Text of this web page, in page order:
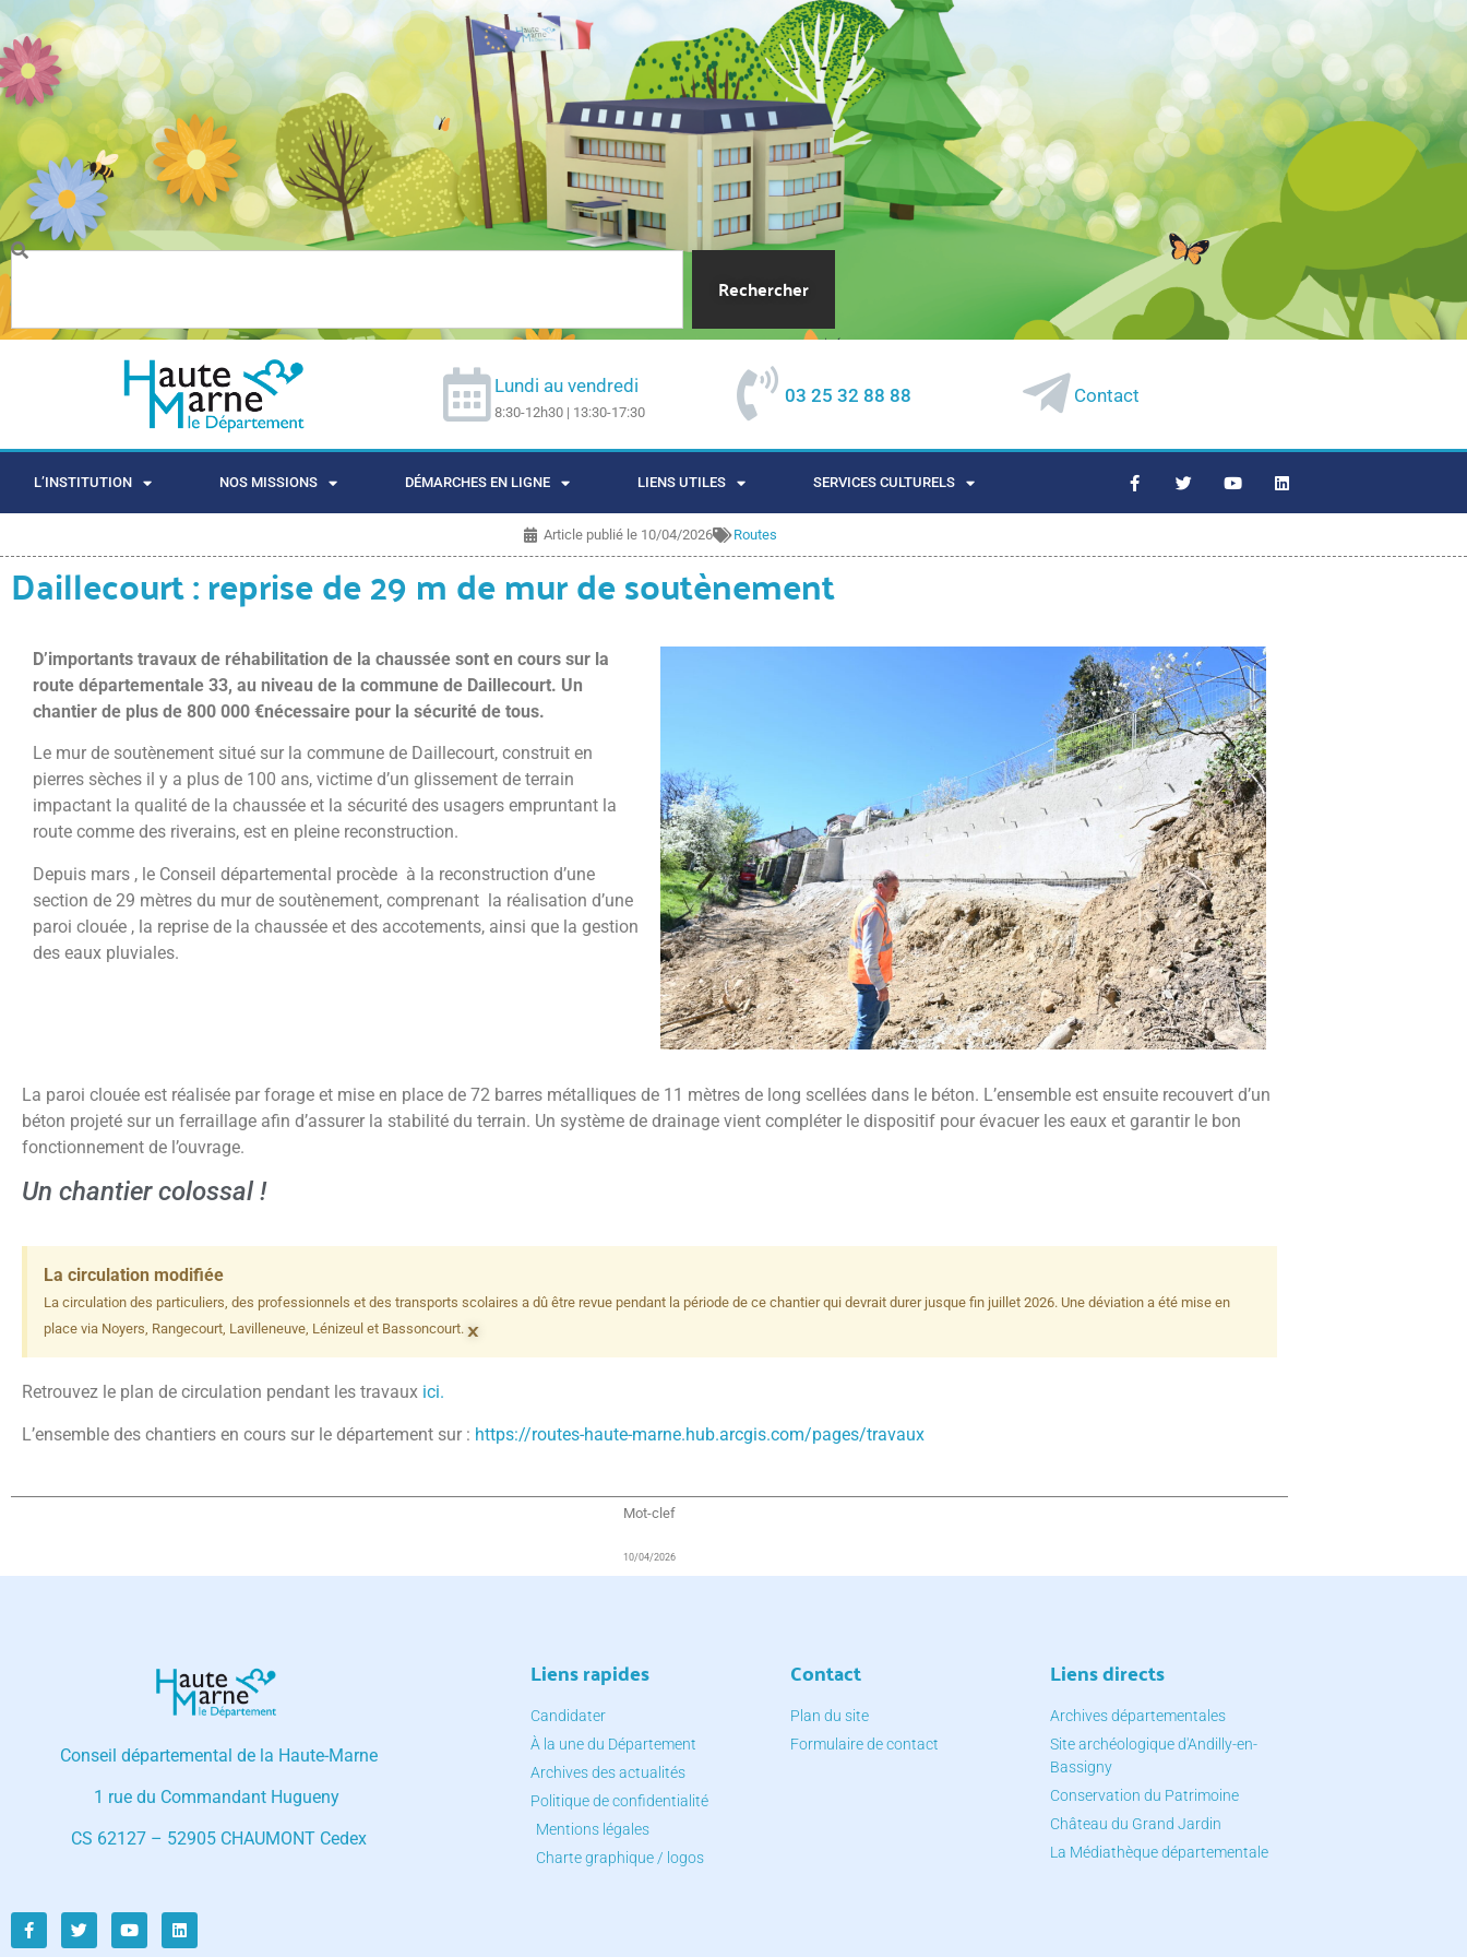
Rechercher
Lundi au vendredi
8:30-12h30 | 13:30-17:30
03 25 32 88 88 Contact
L’INSTITUTION NOS MISSIONS DÉMARCHES EN LIGNE LIENS UTILES SERVICES CULTURELS
Article publié le 10/04/2026 Routes
Daillecourt : reprise de 29 m de mur de soutènement
D’importants travaux de réhabilitation de la chaussée sont en cours sur la
route départementale 33, au niveau de la commune de Daillecourt. Un
chantier de plus de 800 000 €nécessaire pour la sécurité de tous.
Le mur de soutènement situé sur la commune de Daillecourt, construit en
pierres sèches il y a plus de 100 ans, victime d’un glissement de terrain
impactant la qualité de la chaussée et la sécurité des usagers empruntant la
route comme des riverains, est en pleine reconstruction.
Depuis mars , le Conseil départemental procède à la reconstruction d’une
section de 29 mètres du mur de soutènement, comprenant la réalisation d’une
paroi clouée , la reprise de la chaussée et des accotements, ainsi que la gestion
des eaux pluviales.
La paroi clouée est réalisée par forage et mise en place de 72 barres métalliques de 11 mètres de long scellées dans le béton. L’ensemble est ensuite recouvert d’un
béton projeté sur un ferraillage afin d’assurer la stabilité du terrain. Un système de drainage vient compléter le dispositif pour évacuer les eaux et garantir le bon
fonctionnement de l’ouvrage.
Un chantier colossal !
La circulation modifiée
La circulation des particuliers, des professionnels et des transports scolaires a dû être revue pendant la période de ce chantier qui devrait durer jusque fin juillet 2026. Une déviation a été mise en
place via Noyers, Rangecourt, Lavilleneuve, Lénizeul et Bassoncourt. ×
Retrouvez le plan de circulation pendant les travaux ici.
L’ensemble des chantiers en cours sur le département sur : https://routes-haute-marne.hub.arcgis.com/pages/travaux
Mot-clef
10/04/2026
Conseil départemental de la Haute-Marne
1 rue du Commandant Hugueny
CS 62127 – 52905 CHAUMONT Cedex
Liens rapides
Candidater
À la une du Département
Archives des actualités
Politique de confidentialité
Mentions légales
Charte graphique / logos
Contact
Plan du site
Formulaire de contact
Liens directs
Archives départementales
Site archéologique d'Andilly-en-
Bassigny
Conservation du Patrimoine
Château du Grand Jardin
La Médiathèque départementale